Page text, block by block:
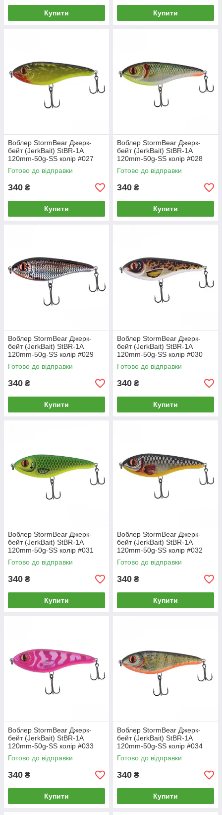
Купити Купити
Воблер StormBear Джерк-
бейт (JerkBait) StBR-1A
120mm-50g-SS колір #027
Готово до відправки
340 ₴
Купити
Воблер StormBear Джерк-
бейт (JerkBait) StBR-1A
120mm-50g-SS колір #028
Готово до відправки
340 ₴
Купити
Воблер StormBear Джерк-
бейт (JerkBait) StBR-1A
120mm-50g-SS колір #029
Готово до відправки
340 ₴
Купити
Воблер StormBear Джерк-
бейт (JerkBait) StBR-1A
120mm-50g-SS колір #030
Готово до відправки
340 ₴
Купити
Воблер StormBear Джерк-
бейт (JerkBait) StBR-1A
120mm-50g-SS колір #031
Готово до відправки
340 ₴
Купити
Воблер StormBear Джерк-
бейт (JerkBait) StBR-1A
120mm-50g-SS колір #032
Готово до відправки
340 ₴
Купити
Воблер StormBear Джерк-
бейт (JerkBait) StBR-1A
120mm-50g-SS колір #033
Готово до відправки
340 ₴
Купити
Воблер StormBear Джерк-
бейт (JerkBait) StBR-1A
120mm-50g-SS колір #034
Готово до відправки
340 ₴
Купити